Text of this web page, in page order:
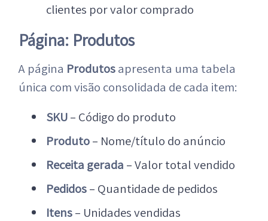
clientes por valor comprado
Página: Produtos
A página Produtosapresenta uma tabela
única com visão consolidada de cada item:
SKU– Código do produto
Produto– Nome/título do anúncio
Receita gerada – Valor total vendido
Pedidos– Quantidade de pedidos
Itens– Unidades vendidas